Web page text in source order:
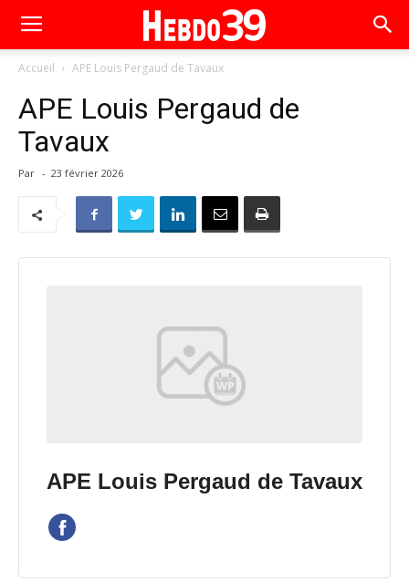
Accueil APE Louis Pergaud de Tavaux
APE Louis Pergaud de
Tavaux
Par - 23 février 2026
APE Louis Pergaud de Tavaux